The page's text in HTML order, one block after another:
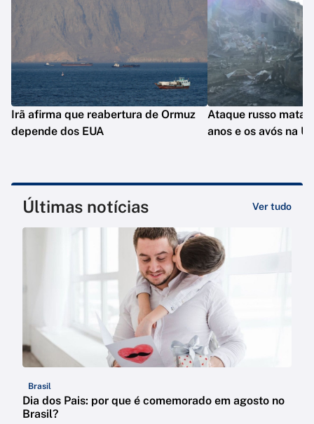
Irã afirma que reabertura de Ormuz
depende dos EUA
Ataque russo mata
anos e os avós na
Últimas notícias Ver tudo
Brasil
Dia dos Pais: por que é comemorado em agosto no
Brasil?